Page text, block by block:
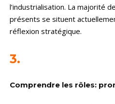
l’industrialisation. La majorité
présents se situent
réflexion stratégique.
3.
Comprendre les rôles: